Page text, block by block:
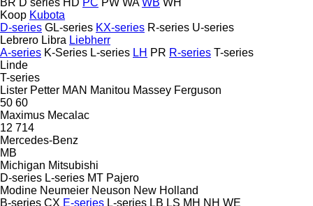
Koop Kubota
D-series GL-series KX-series R-series U-series
Lebrero Libra Liebherr
A-series K-Series L-series LH PR R-series T-series
Linde
T-series
Lister Petter MAN Manitou Massey Ferguson
50 60
Maximus Mecalac
12 714
Mercedes-Benz
MB
Michigan Mitsubishi
D-series L-series MT Pajero
Modine Neumeier Neuson New Holland
B-series CX E-series L-series LB LS MH NH WE